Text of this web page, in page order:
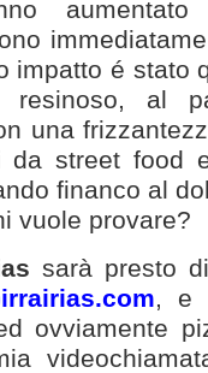
impatto é stato
resinoso, al
una
da street food
financo al
vuole provare?
sarà presto
, e
ovviamente